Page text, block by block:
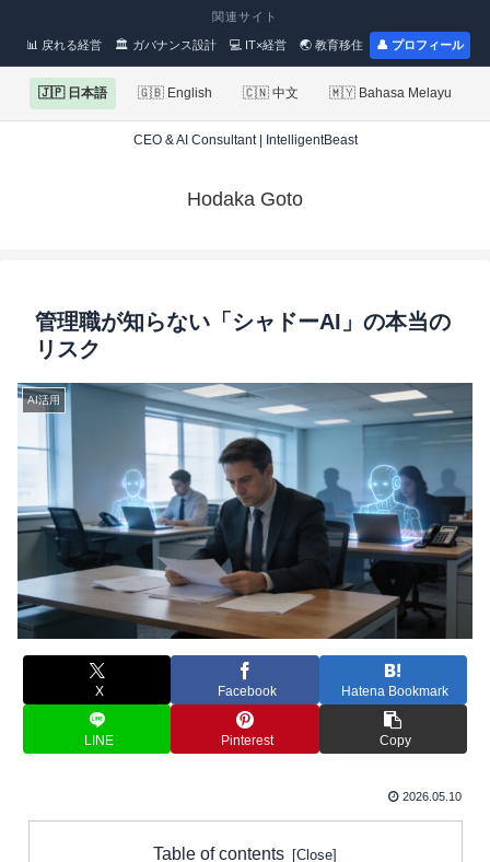
関連サイト
📊 戻れる経営 🏛 ガバナンス設計 💻 IT×経営 🌏 教育移住 👤 プロフィール
🇯🇵 日本語 🇬🇧 English 🇨🇳 中文 🇲🇾 Bahasa Melayu
CEO & AI Consultant | IntelligentBeast
Hodaka Goto
管理職が知らない「シャドーAI」の本当の
リスク
AI活用
X Facebook Hatena Bookmark
LINE Pinterest Copy
2026.05.10
Table of contents